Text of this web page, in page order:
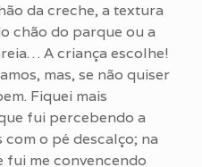
da creche, a textura
chão do parque ou a
A criança escolhe!
mas, se não quiser
Fiquei mais
fui percebendo a
o pé descalço; na
fui me convencendo